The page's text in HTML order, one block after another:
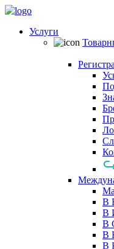
Услуги
В
В
В
В
В